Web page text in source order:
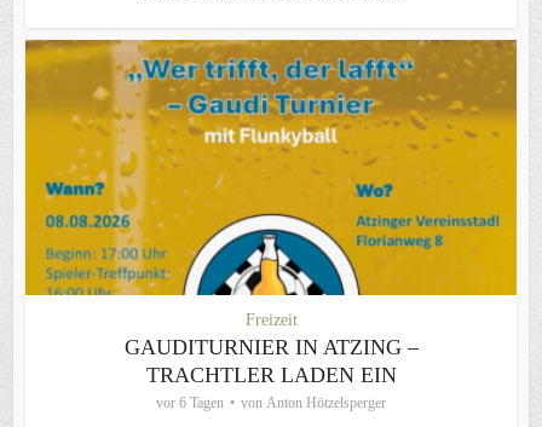
Freizeit
GAUDITURNIER IN ATZING –
TRACHTLER LADEN EIN
vor 6 Tagen von Anton Hötzelsperger